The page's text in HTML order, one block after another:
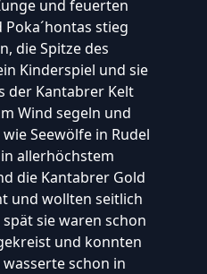
und feuerten
stieg
die Spitze des
Kinderspiel und sie
der Kantabrer Kelt
Wind segeln und
Seewölfe in Rudel
allerhöchstem
die Kantabrer Gold
und wollten seitlich
sie waren schon
und konnten
schon in